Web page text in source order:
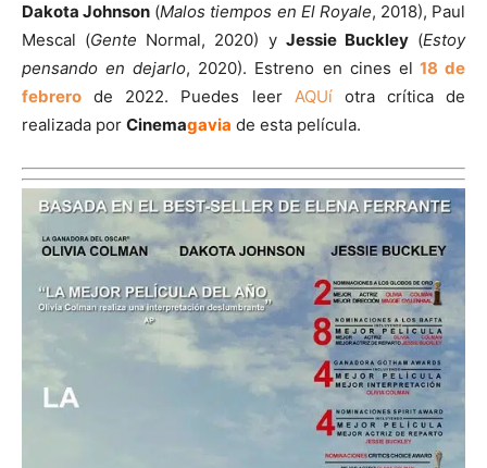
Dakota Johnson (Malos tiempos en El Royale, 2018), Paul
Mescal (Gente Normal, 2020) y Jessie Buckley(Estoy
pensando en dejarlo, 2020). Estreno en cines el 18 de
febrero de 2022. Puedes leer AQUíotra crítica de
realizada por Cinemagavia de esta película.